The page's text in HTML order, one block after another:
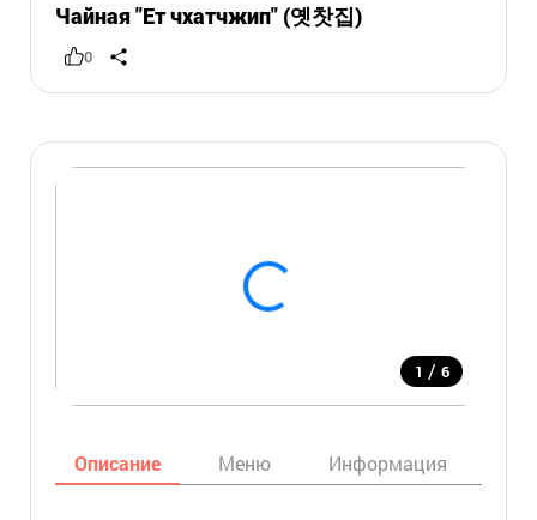
Чайная "Ет чхатчжип" (옛찻집)
0
1 / 6
Описание Меню Информация